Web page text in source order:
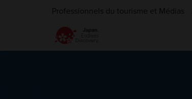
Professionnels du tourisme et Médias